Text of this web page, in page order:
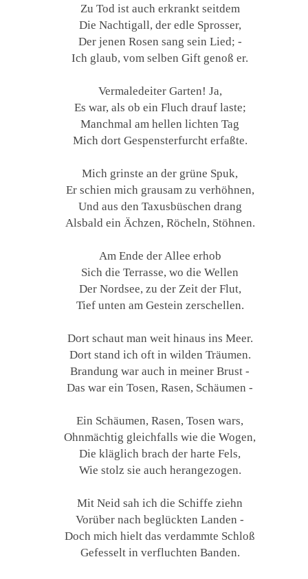
Zu Tod ist auch erkrankt seitdem
Die Nachtigall, der edle Sprosser,
Der jenen Rosen sang sein Lied; -
Ich glaub, vom selben Gift genoß er.
Vermaledeiter Garten! Ja,
Es war, als ob ein Fluch drauf laste;
Manchmal am hellen lichten Tag
Mich dort Gespensterfurcht erfaßte.
Mich grinste an der grüne Spuk,
Er schien mich grausam zu verhöhnen,
Und aus den Taxusbüschen drang
Alsbald ein Ächzen, Röcheln, Stöhnen.
Am Ende der Allee erhob
Sich die Terrasse, wo die Wellen
Der Nordsee, zu der Zeit der Flut,
Tief unten am Gestein zerschellen.
Dort schaut man weit hinaus ins Meer.
Dort stand ich oft in wilden Träumen.
Brandung war auch in meiner Brust -
Das war ein Tosen, Rasen, Schäumen -
Ein Schäumen, Rasen, Tosen wars,
Ohnmächtig gleichfalls wie die Wogen,
Die kläglich brach der harte Fels,
Wie stolz sie auch herangezogen.
Mit Neid sah ich die Schiffe ziehn
Vorüber nach beglückten Landen -
Doch mich hielt das verdammte Schloß
Gefesselt in verfluchten Banden.